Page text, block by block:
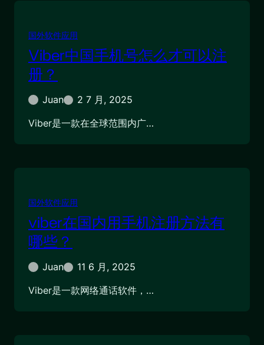
国外软件应用
Viber中国手机号怎么才可以注
册？
Juan
2 7 月, 2025
Viber是一款在全球范围内广…
国外软件应用
viber在国内用手机注册方法有
哪些？
Juan
11 6 月, 2025
Viber是一款网络通话软件，…